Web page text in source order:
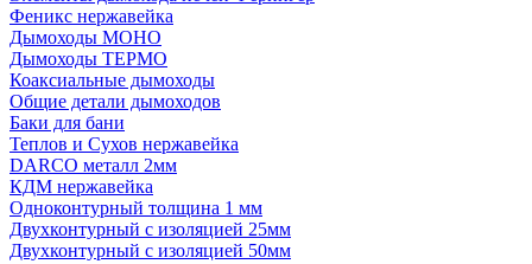
Феникс нержавейка
Дымоходы МОНО
Дымоходы ТЕРМО
Коаксиальные дымоходы
Общие детали дымоходов
Баки для бани
Теплов и Сухов нержавейка
DARCO металл 2мм
КДМ нержавейка
Одноконтурный толщина 1 мм
Двухконтурный с изоляцией 25мм
Двухконтурный с изоляцией 50мм